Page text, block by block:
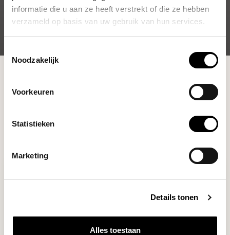
informatie die u aan ze heeft verstrekt of die ze hebben
verzameld op basis van uw gebruik van hun services.
Noodzakelijk
Voorkeuren
Statistieken
Marketing
Details tonen
Alles toestaan